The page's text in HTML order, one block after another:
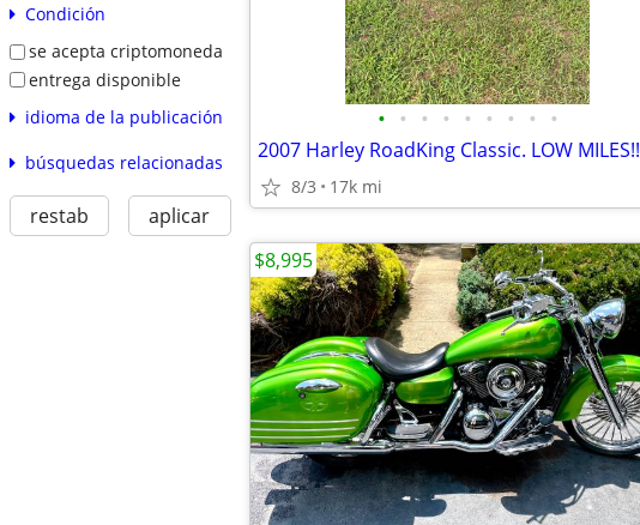
Condición
se acepta criptomoneda
entrega disponible
idioma de la publicación
búsquedas relacionadas
restab aplicar
• • • • • • • • •
2007 Harley RoadKing Classic. LOW MILES!!
8/3 17k mi
$8,995